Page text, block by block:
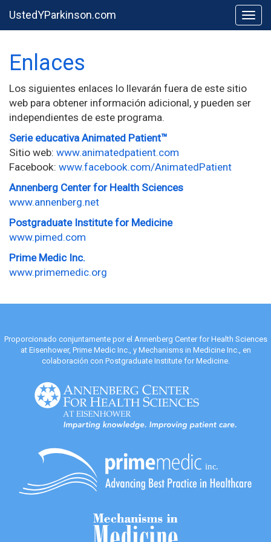
UstedYParkinson.com
Enlaces
Los siguientes enlaces lo llevarán fuera de este sitio
web para obtener información adicional, y pueden ser
independientes de este programa.
Serie educativa Animated Patient™
Sitio web: www.animatedpatient.com
Facebook: www.facebook.com/AnimatedPatient
Annenberg Center for Health Sciences
www.annenberg.net
Postgraduate Institute for Medicine
www.pimed.com
Prime Medic Inc.
www.primemedic.org
Proporcionado conjuntamente por el Annenberg Center for Health Sciences
at Eisenhower, Prime Medic Inc., y Mechanisms in Medicine Inc., en
colaboración con Postgraduate Institute for Medicine.